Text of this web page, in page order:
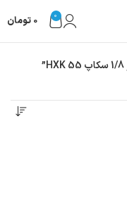
0
0 تومان